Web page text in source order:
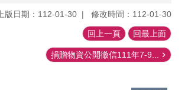
上版日期：112-01-30 修改時間：112-01-30
回上一頁 回最上面
捐贈物資公開徵信111年7-9...